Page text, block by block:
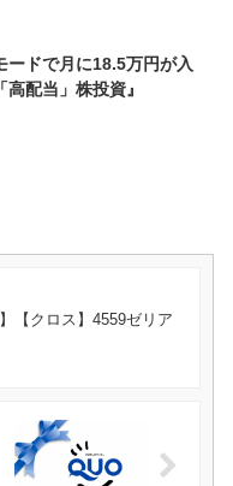
ードで月に18.5万円が入
高配当」株投資』
【クロス】4559ゼリア